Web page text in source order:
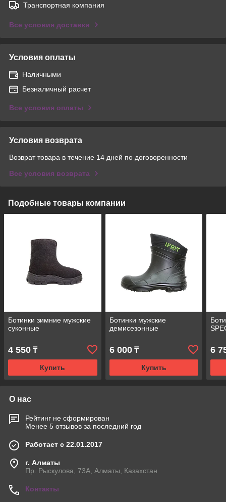
Транспортная компания
Все условия доставки
Условия оплаты
Наличными
Безналичный расчет
Все условия оплаты
Условия возврата
Возврат товара в течение 14 дней по договоренности
Все условия возврата
Подобные товары компании
Ботинки зимние мужские
суконные
4 550 ₸
Купить
Ботинки мужские
демисезонные
6 000₸
Купить
6
О нас
Рейтинг не сформирован
Менее 5 отзывов за последний год
Работает с 22.01.2017
г. Алматы
Пр. Рыскулова, 73А, Алматы, Казахстан
Контакты